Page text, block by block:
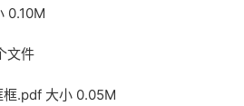
0.10M
文件
.pdf 大小 0.05M